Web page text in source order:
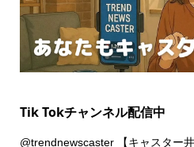
Tik Tokチャンネル配信中
@trendnewscaster【キャスター